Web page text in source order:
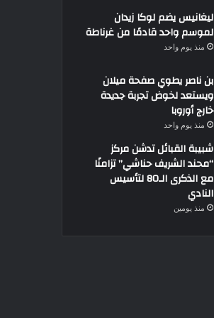
ليغانيس يضم لوكا زيدان
لموسم واحد قادمًا من غرناطة
منذ يوم واحد
بن ناصر يطوي صفحة ميلان
ويستعد لخوض تجربة جديدة
خارج أوروبا
منذ يوم واحد
شبيبة القبائل تدشن مركز
“محند الشريف حناشي” تزامنًا
مع الذكرى الـ80 لتأسيس
النادي
منذ يومين